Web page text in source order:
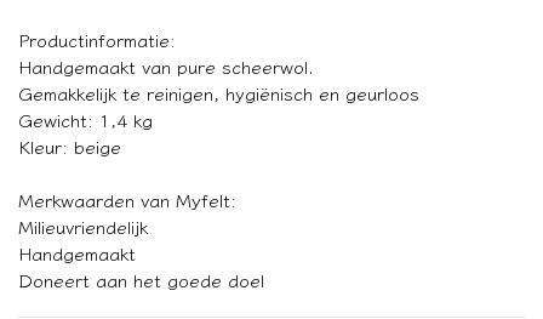
Productinformatie:
Handgemaakt van pure scheerwol.
Gemakkelijk te reinigen, hygiënisch en geurloos
Gewicht: 1,4 kg
Kleur: beige
Merkwaarden van Myfelt:
Milieuvriendelijk
Handgemaakt
Doneert aan het goede doel